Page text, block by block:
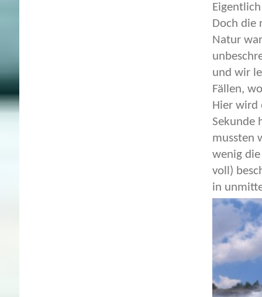
Doch die
Natur
und wir
Fällen,
Hier wird
Sekunde
mussten
wenig
voll)
in